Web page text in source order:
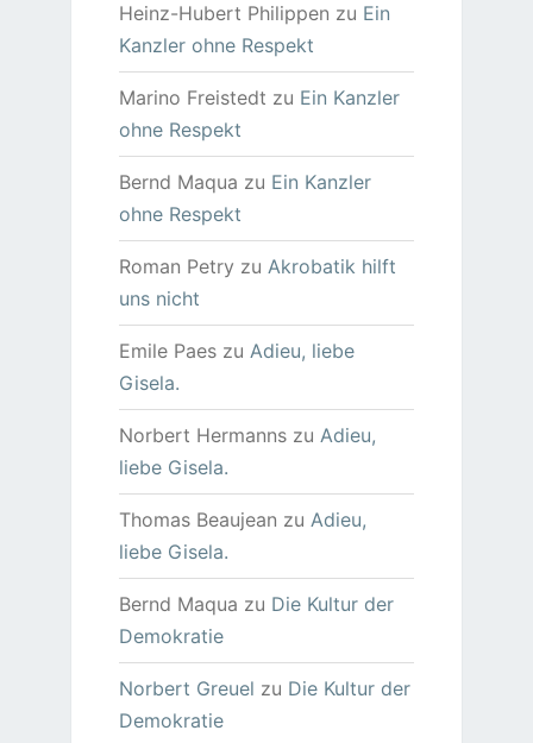
Heinz-Hubert Philippen zu Ein
Kanzler ohne Respekt
Marino Freistedt zu Ein Kanzler
ohne Respekt
Bernd Maqua zu Ein Kanzler
ohne Respekt
Roman Petry zu Akrobatik hilft
uns nicht
Emile Paeszu Adieu, liebe
Gisela.
Norbert Hermannszu Adieu,
liebe Gisela.
Thomas Beaujean zu Adieu,
liebe Gisela.
Bernd Maqua zu Die Kultur der
Demokratie
Norbert Greuel zu Die Kultur der
Demokratie